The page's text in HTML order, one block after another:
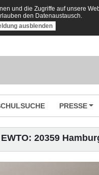
und die Zugriffe auf unsere
den Datenaustausch.
ausblenden
PRESSE
20359